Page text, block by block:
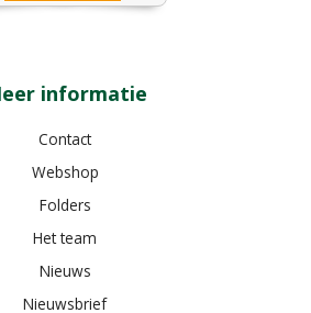
informatie
Contact
Webshop
Folders
Het team
Nieuws
Nieuwsbrief